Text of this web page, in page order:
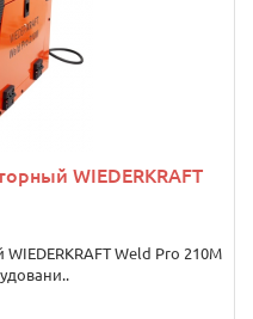
WIEDERKRAFT
Weld Pro 210M